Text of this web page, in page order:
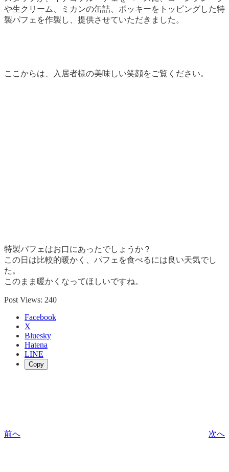
や生クリーム、ミカンの缶詰、ポッキーをトッピングした特
製パフェを作製し、提供させていただきました。
ここからは、入居者様の美味しい笑顔をご覧ください。
特製パフェはお口にあったでしょうか？
この日は比較的暖かく、パフェを食べるには良い天気でし
た。
このまま暖かくなってほしいですね。
Post Views: 240
Facebook
X
Bluesky
Hatena
LINE
Copy
前へ 次へ